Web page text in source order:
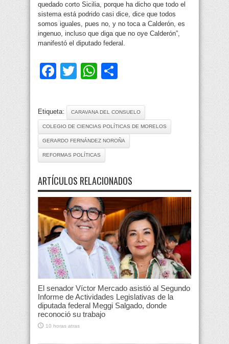
quedado corto Sicilia, porque ha dicho que todo el
sistema está podrido casi dice, dice que todos
somos iguales, pues no, y no toca a Calderón, es
ingenuo, incluso que diga que no oye Calderón”,
manifestó el diputado federal.
Facebook
TwitterWhatsApp
Etiqueta: CARAVANA DEL CONSUELO
COLEGIO DE CIENCIAS POLÍTICAS DE MORELOS
GERARDO FERNÁNDEZ NOROÑA
REFORMAS POLÍTICAS
ARTÍCULOS RELACIONADOS
El senador Víctor Mercado asistió al Segundo
Informe de Actividades Legislativas de la
diputada federal Meggi Salgado, donde
reconoció su trabajo
10 horas atras